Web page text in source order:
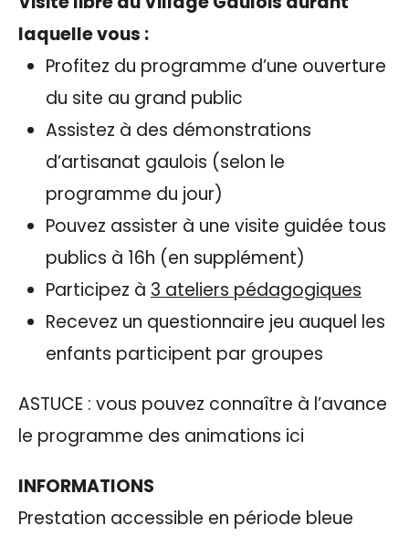
laquelle vous :
Profitez du programme d’une ouverture
du site au grand public
Assistez à des démonstrations
d’artisanat gaulois (selon le
programme du jour)
Pouvez assister à une visite guidée tous
publics à 16h (en supplément)
Participez à 3 ateliers pédagogiques
Recevez un questionnaire jeu auquel les
enfants participent par groupes
ASTUCE : vous pouvez connaître à l’avance
le programme des animations ici
INFORMATIONS
Prestation accessible en période bleue